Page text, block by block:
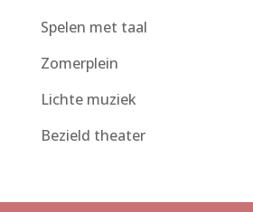
Spelen met taal
Zomerplein
Lichte muziek
Bezield theater